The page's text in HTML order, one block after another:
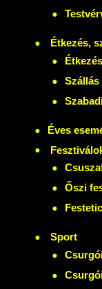
Étkezés,
Étkezés
Szállás
Éves
Őszi
Sport